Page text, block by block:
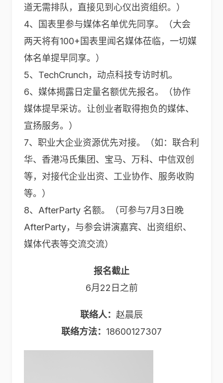
道无需排队，直接见到心仪出资组织。）
4、国表里参与媒体名单优先同享。（大会
两天将有100+国表里闻名媒体莅临，一切媒
体名单提早同享。）
5、TechCrunch，动点科技专访时机。
6、媒体揭露日定量名额优先报名。（协作
媒体提早采访。让创业者取得抱负的媒体、
宣扬服务。）
7、职业大企业资源优先对接。（如：联合利
华、香港冯氏集团、宝马、万科、中信双创
等，对接代企业出资、工业协作、服务收购
等。）
8、AfterParty 名额。（可参与7月3日晚
AfterParty，与参会讲演嘉宾、出资组织、
媒体代表等交流交流）
报名截止
6月22日之前
联络人： 赵晨辰
联络方法： 18600127307